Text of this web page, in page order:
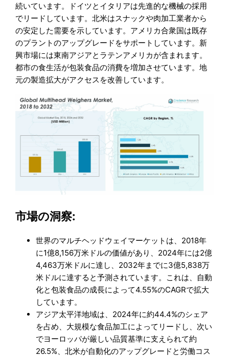
続いています。ドイツとイタリアは先進的な機械の採用
でリードしています。北米はスナックや肉加工業者から
の安定した需要を示しています。アメリカ合衆国は既存
のプラントのアップグレードをサポートしています。新
興市場には東南アジアとラテンアメリカが含まれます。
都市の食生活が包装食品の消費を増加させています。地
元の製造拡大がアクセスを改善しています。
市場の洞察:
世界のマルチヘッドウェイマーケットは、2018年
に1億8,156万米ドルの価値があり、2024年には2億
4,463万米ドルに達し、2032年までに3億5,838万
米ドルに達すると予測されています。これは、自動
化と包装食品の成長によって4.55%のCAGRで拡大
しています。
アジア太平洋地域は、2024年に約44.4%のシェア
を占め、大規模な食品加工によってリードし、次い
でヨーロッパが厳しい品質基準に支えられて約
26.5%、北米が自動化のアップグレードと労働コス